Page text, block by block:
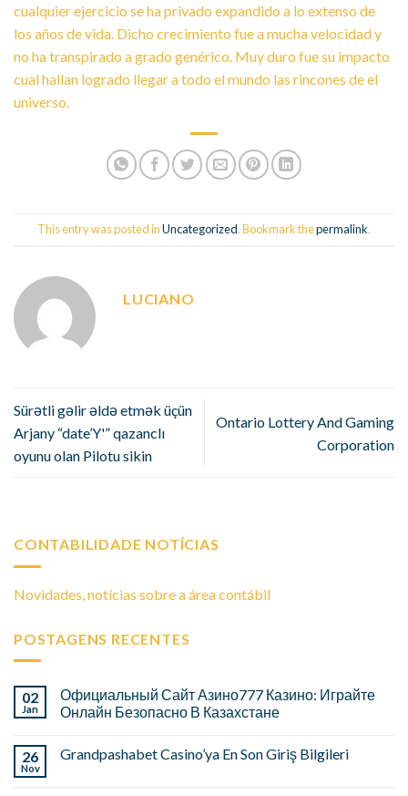
cualquier ejercicio se ha privado expandido a lo extenso de
los años de vida. Dicho crecimiento fue a mucha velocidad y
no ha transpirado a grado genérico. Muy duro fue su impacto
cual hallan logrado llegar a todo el mundo las rincones de el
universo.
This entry was posted inUncategorized. Bookmark thepermalink.
LUCIANO
Sürətli gəlir əldə etmək üçün
Arjany “date’Y'” qazanclı
oyunu olan Pilotu sikin
Ontario Lottery And Gaming
Corporation
CONTABILIDADE NOTÍCIAS
Novidades, notícias sobre a área contábil
POSTAGENS RECENTES
02
Jan
Официальный Сайт Азино777 Казино: Играйте
Онлайн Безопасно В Казахстане
26
Nov
Grandpashabet Casino’ya En Son Giriş Bilgileri